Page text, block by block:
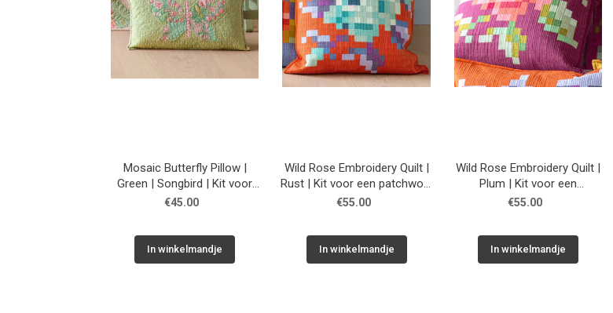
Mosaic Butterfly Pillow |
Green | Songbird | Kit voor
een patchwork kussen
€45.00
In winkelmandje
Wild Rose Embroidery Quilt |
Rust | Kit voor een patchwork
kussen
€55.00
In winkelmandje
Wild Rose Embroidery Quilt |
Plum | Kit voor een
patchwork kussen
€55.00
In winkelmandje